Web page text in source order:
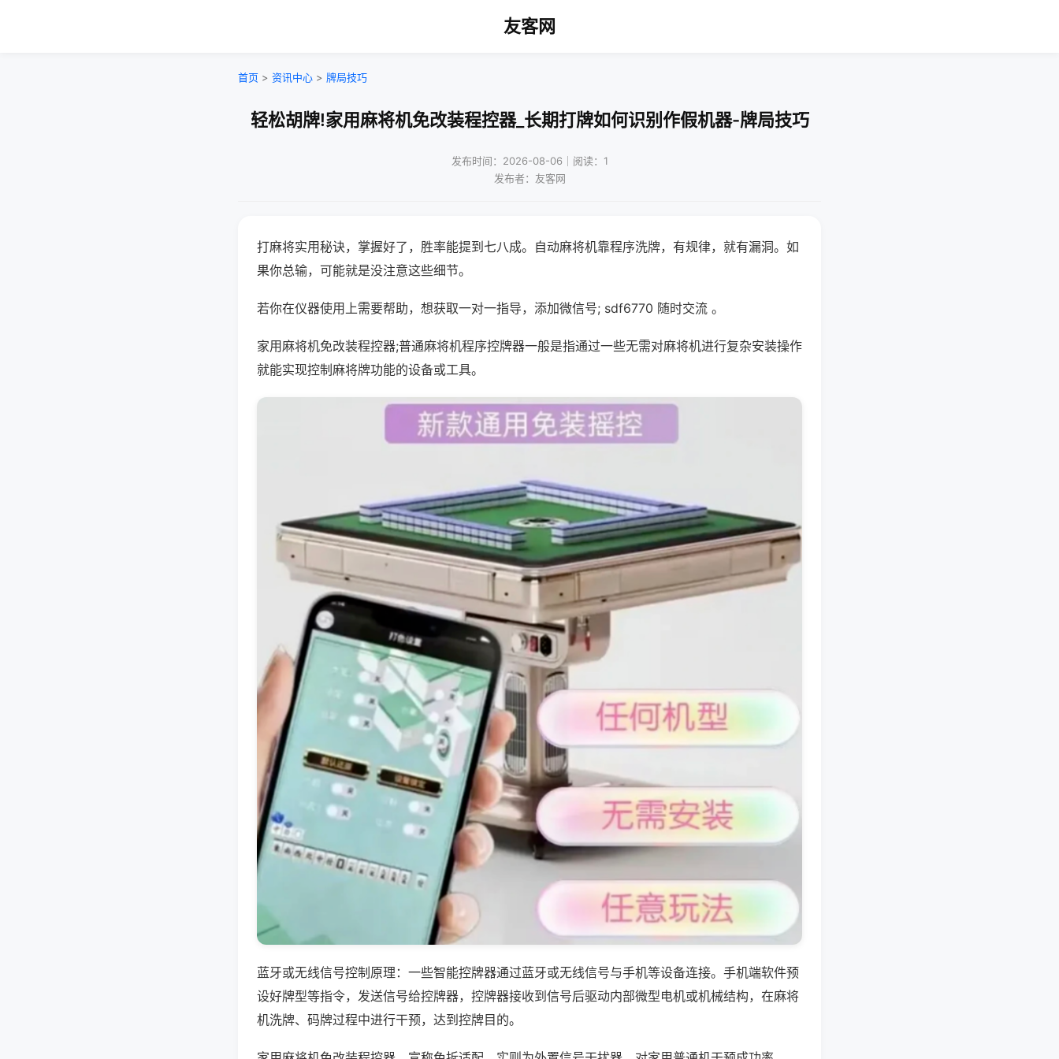
友客网
首页 > 资讯中心 > 牌局技巧
轻松胡牌!家用麻将机免改装程控器_长期打牌如何识别作假机器-牌局技巧
发布时间：2026-08-06｜阅读：1
发布者：友客网
打麻将实用秘诀，掌握好了，胜率能提到七八成。自动麻将机靠程序洗牌，有规律，就有漏洞。如
果你总输，可能就是没注意这些细节。
若你在仪器使用上需要帮助，想获取一对一指导，添加微信号; sdf6770 随时交流 。
家用麻将机免改装程控器;普通麻将机程序控牌器一般是指通过一些无需对麻将机进行复杂安装操作
就能实现控制麻将牌功能的设备或工具。
蓝牙或无线信号控制原理：一些智能控牌器通过蓝牙或无线信号与手机等设备连接。手机端软件预
设好牌型等指令，发送信号给控牌器，控牌器接收到信号后驱动内部微型电机或机械结构，在麻将
机洗牌、码牌过程中进行干预，达到控牌目的。